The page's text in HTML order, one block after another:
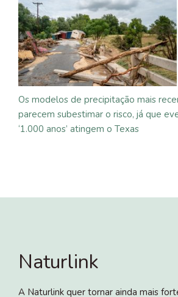
Os modelos de precipitação mais
parecem subestimar o risco, já que
‘1.000 anos’ atingem o Texas
Naturlink
A Naturlink quer tornar ainda mais